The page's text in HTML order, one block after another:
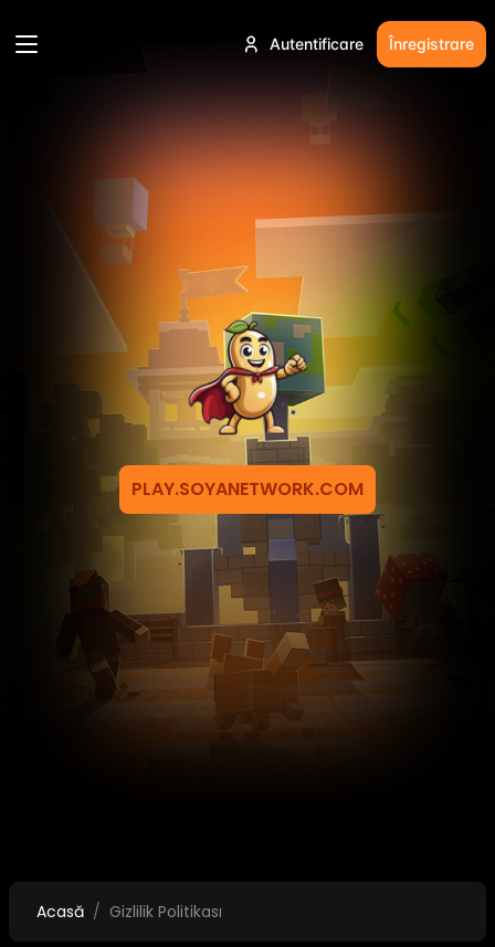
Autentificare Înregistrare
PLAY.SOYANETWORK.COM
Acasă Gizlilik Politikası